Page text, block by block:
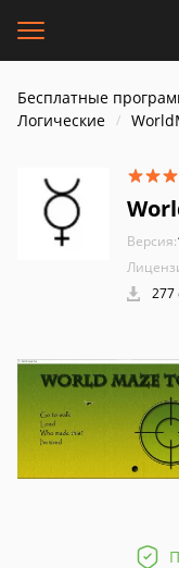
Бесплатные
Логические
Версия:
277